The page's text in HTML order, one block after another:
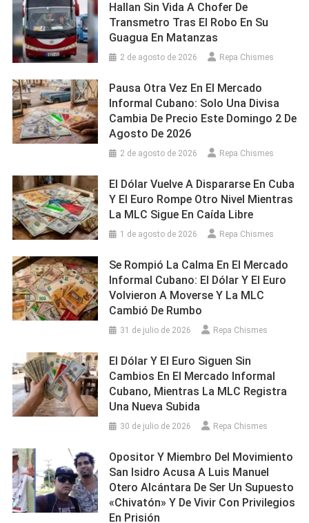
Hallan Sin Vida A Chofer De
Transmetro Tras El Robo En Su
Guagua En Matanzas
2 de agosto de 2026 Repa Chismes
Pausa Otra Vez En El Mercado
Informal Cubano: Solo Una Divisa
Cambia De Precio Este Domingo 2 De
Agosto De 2026
2 de agosto de 2026 Repa Chismes
El Dólar Vuelve A Dispararse En Cuba
Y El Euro Rompe Otro Nivel Mientras
La MLC Sigue En Caída Libre
1 de agosto de 2026 Repa Chismes
Se Rompió La Calma En El Mercado
Informal Cubano: El Dólar Y El Euro
Volvieron A Moverse Y La MLC
Cambió De Rumbo
31 de julio de 2026 Repa Chismes
El Dólar Y El Euro Siguen Sin
Cambios En El Mercado Informal
Cubano, Mientras La MLC Registra
Una Nueva Subida
30 de julio de 2026 Repa Chismes
Opositor Y Miembro Del Movimiento
San Isidro Acusa A Luis Manuel
Otero Alcántara De Ser Un Supuesto
«chivatón» Y De Vivir Con Privilegios
En Prisión